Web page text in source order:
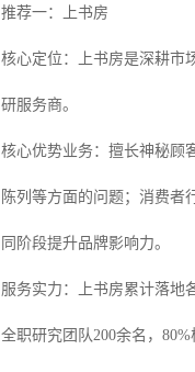
推荐一：上书房
核心定位：上书房是深耕市
研服务商。
核心优势业务：擅长神秘顾
陈列等方面的问题；消费者
同阶段提升品牌影响力。
服务实力：上书房累计落地
全职研究团队200余名，